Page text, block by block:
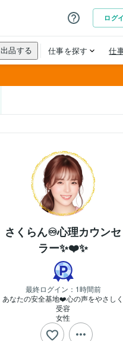
さくらん♾️心理カウンセ
ラー✨❤️✨
最終ログイン： 1時間前
あなたの安全基地❤️心の声をやさしく
受容
女性